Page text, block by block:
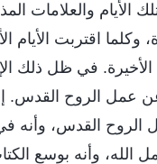
الأيام والعلامات
وكلما اقتربت الأيام
الأخيرة. في ظل ذلك
عمل الروح القدس.
القدس، وأنه
الله، وأنه بوسع